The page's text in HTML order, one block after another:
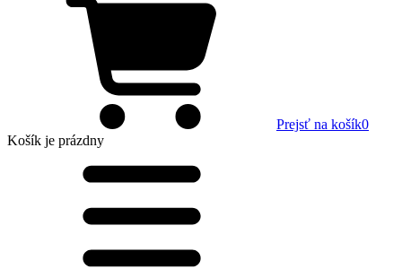
Prejsť na košík0
Košík je prázdny